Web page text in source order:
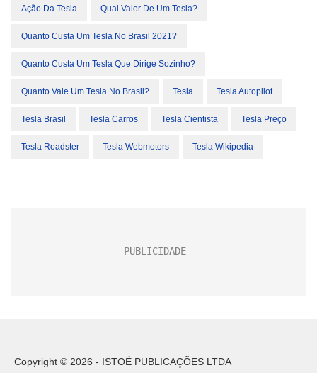
Ação Da Tesla Qual Valor De Um Tesla?
Quanto Custa Um Tesla No Brasil 2021?
Quanto Custa Um Tesla Que Dirige Sozinho?
Quanto Vale Um Tesla No Brasil? Tesla Tesla Autopilot
Tesla Brasil Tesla Carros Tesla Cientista Tesla Preço
Tesla Roadster Tesla Webmotors Tesla Wikipedia
Copyright © 2026 - ISTOÉ PUBLICAÇÕES LTDA